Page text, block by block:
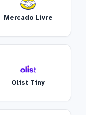
Mercado Livre
Olist Tiny